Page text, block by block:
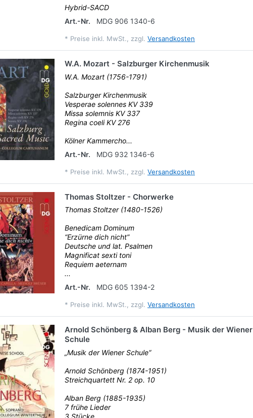
Hybrid-SACD
Art.-Nr.
MDG 906 1340-6
* Preise inkl. MwSt., zzgl. Versandkosten
W.A. Mozart - Salzburger Kirchenmusik
W.A. Mozart (1756-1791)
Salzburger Kirchenmusik
Vesperae solennes KV 339
Missa solemnis KV 337
Regina coeli KV 276
Kölner Kammercho...
Art.-Nr.
MDG 932 1346-6
* Preise inkl. MwSt., zzgl. Versandkosten
Thomas Stoltzer - Chorwerke
Thomas Stoltzer (1480-1526)
Benedicam Dominum
“Erzürne dich nicht”
Deutsche und lat. Psalmen
Magnificat sexti toni
Requiem aeternam
...
Art.-Nr.
MDG 605 1394-2
* Preise inkl. MwSt., zzgl. Versandkosten
Arnold Schönberg & Alban Berg - Musik der Wiener
Schule
„Musik der Wiener Schule“
Arnold Schönberg (1874-1951)
Streichquartett Nr. 2 op. 10
Alban Berg (1885-1935)
7 frühe Lieder
3 Stücke...